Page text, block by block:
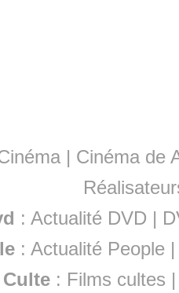
| Cinéma de
: Actualité DVD |
:Actualité People
Culte : Films cultes